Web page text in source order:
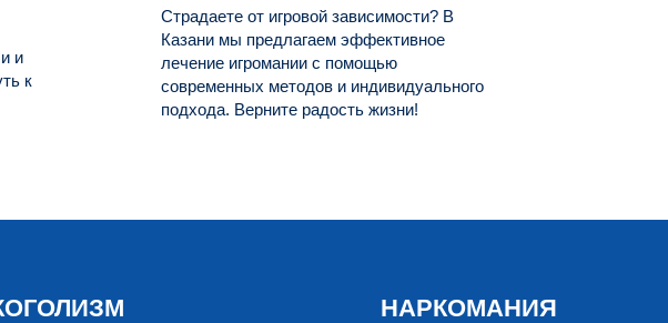
и
к
Страдаете от игровой зависимости? В
Казани мы предлагаем эффективное
лечение игромании с помощью
современных методов и индивидуального
подхода. Верните радость жизни!
НАРКОМАНИЯ